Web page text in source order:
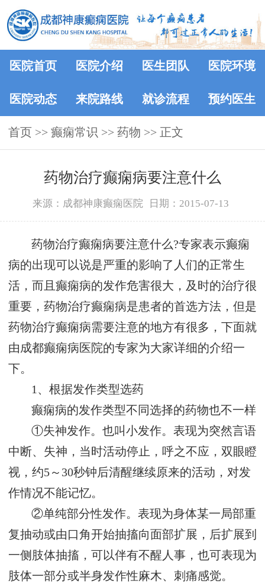
医院首页 医院介绍 医生团队 医院环境
医院动态 来院路线 就诊流程 预约医生
首页 >> 癫痫常识 >> 药物 >> 正文
药物治疗癫痫病要注意什么
来源：成都神康癫痫医院 日期：2015-07-13
药物治疗癫痫病要注意什么?专家表示癫痫
病的出现可以说是严重的影响了人们的正常生
活，而且癫痫病的发作危害很大，及时的治疗很
重要，药物治疗癫痫病是患者的首选方法，但是
药物治疗癫痫病需要注意的地方有很多，下面就
由成都癫痫病医院的专家为大家详细的介绍一
下。
1、根据发作类型选药
癫痫病的发作类型不同选择的药物也不一样
①失神发作。也叫小发作。表现为突然言语
中断、失神，当时活动停止，呼之不应，双眼瞪
视，约5～30秒钟后清醒继续原来的活动，对发
作情况不能记忆。
②单纯部分性发作。表现为身体某一局部重
复抽动或由口角开始抽搐向面部扩展，后扩展到
一侧肢体抽搐，可以伴有不醒人事，也可表现为
肢体一部分或半身发作性麻木、刺痛感觉。